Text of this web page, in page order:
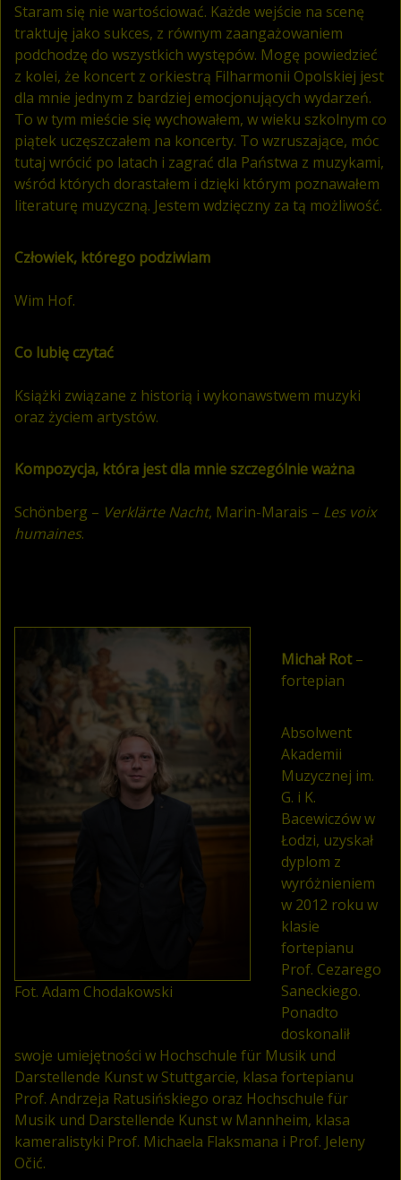
Staram się nie wartościować. Każde wejście na scenę
traktuję jako sukces, z równym zaangażowaniem
podchodzę do wszystkich występów. Mogę powiedzieć
z kolei, że koncert z orkiestrą Filharmonii Opolskiej jest
dla mnie jednym z bardziej emocjonujących wydarzeń.
To w tym mieście się wychowałem, w wieku szkolnym co
piątek uczęszczałem na koncerty. To wzruszające, móc
tutaj wrócić po latach i zagrać dla Państwa z muzykami,
wśród których dorastałem i dzięki którym poznawałem
literaturę muzyczną. Jestem wdzięczny za tą możliwość.
Człowiek, którego podziwiam
Wim Hof.
Co lubię czytać
Książki związane z historią i wykonawstwem muzyki
oraz życiem artystów.
Kompozycja, która jest dla mnie szczególnie ważna
Schönberg – Verklärte Nacht, Marin-Marais – Les voix
humaines.
Fot. Adam Chodakowski
Michał Rot–
fortepian
Absolwent
Akademii
Muzycznej im.
G. i K.
Bacewiczów w
Łodzi, uzyskał
dyplom z
wyróżnieniem
w 2012 roku w
klasie
fortepianu
Prof. Cezarego
Saneckiego.
Ponadto
doskonalił
swoje umiejętności w Hochschule für Musik und
Darstellende Kunst w Stuttgarcie, klasa fortepianu
Prof. Andrzeja Ratusińskiego oraz Hochschule für
Musik und Darstellende Kunst w Mannheim, klasa
kameralistyki Prof. Michaela Flaksmana i Prof. Jeleny
Očić.